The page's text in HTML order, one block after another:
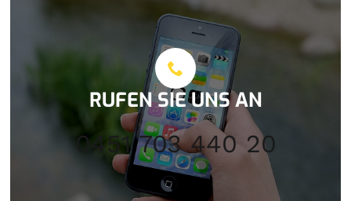
RUFEN SIE UNS AN
0451 703 440 20